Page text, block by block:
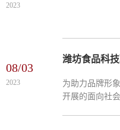
2023
08/03
2023
潍坊食品科
为助力品牌形
开展的面向社